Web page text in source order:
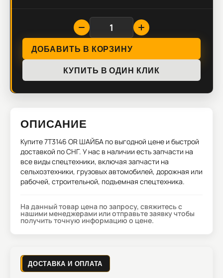
ДОБАВИТЬ В КОРЗИНУ
КУПИТЬ В ОДИН КЛИК
ОПИСАНИЕ
Купите7T3146 OR ШАЙБА по выгодной цене и быстрой
доставкой по СНГ. У нас в наличии есть запчасти на
все виды спецтехники, включая запчасти на
сельхозтехники, грузовых автомобилей, дорожная или
рабочей, строительной, подъемная спецтехника.
На данный товар цена по запросу, свяжитесь с
нашими менеджерами или отправьте заявку чтобы
получить точную информацию о цене.
ДОСТАВКА И ОПЛАТА